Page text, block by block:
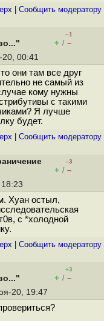
Cообщить модератору
–1
+ / –
00:41
они там все друг
не самый из
кому нужны
с такими
Я лучше
будет.
Cообщить модератору
–3
+ / –
Хуан остыл,
с *холодной
Cообщить модератору
+3
+ / –
20, 19:47